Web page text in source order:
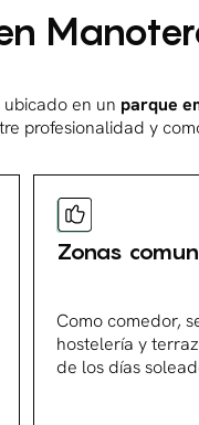
en un parque
profesionalidad y
Zonas
Como comedor,
hostelería y
de los días